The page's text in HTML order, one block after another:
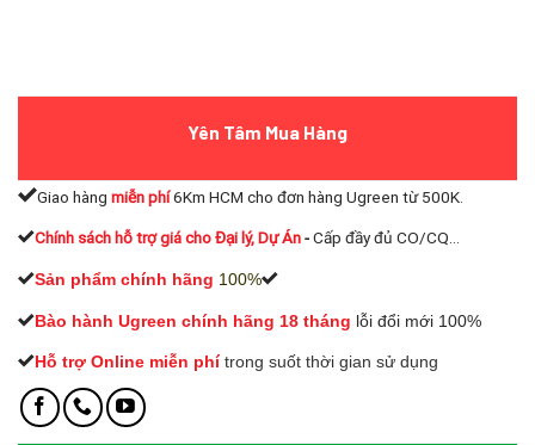
Yên Tâm Mua Hàng
Giao hàng miễn phí6Km HCM cho đơn hàng Ugreen từ 500K.
Chính sách hỗ trợ giá cho Đại lý, Dự Án-Cấp đầy đủ CO/CQ...
Sản phẩm chính hãng 100%
Bào hành Ugreen chính hãng 18 tháng lỗi đổi mới 100%
Hỗ trợ Online miễn phí trong suốt thời gian sử dụng